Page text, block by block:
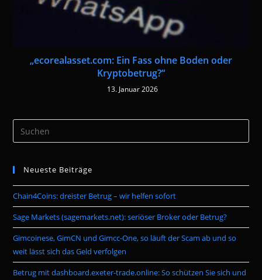
„ecorealasset.com: Ein Fass ohne Boden oder
Kryptobetrug?“
13. Januar 2026
the
Neueste Beiträge
Chain4Coins: dreister Betrug – wir helfen sofort
Sage Markets (sagemarkets.net): seriöser Broker oder Betrug?
Gimcoinese, GimCN und Gimcc-One, so läuft der Scam ab und so
weit lässt sich das Geld verfolgen
Betrug mit dashboard.exeter-trade.online: So schützen Sie sich und